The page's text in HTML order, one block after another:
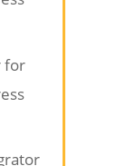
for